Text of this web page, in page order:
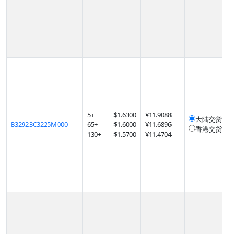
B32923C3225M000
5+
65+
130+
$1.6300
$1.6000
$1.5700
¥11.9088
¥11.6896
¥11.4704
大陆交货
香港交货